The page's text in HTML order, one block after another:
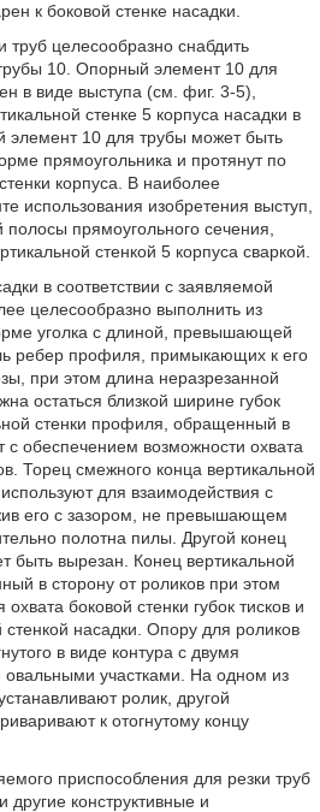
к боковой стенке насадки.
труб целесообразно снабдить
10. Опорный элемент 10 для
в виде выступа (см. фиг. 3-5),
стенке 5 корпуса насадки в
элемент 10 для трубы может быть
прямоугольника и протянут по
корпуса. В наиболее
использования изобретения выступ,
прямоугольного сечения,
стенкой 5 корпуса сваркой.
в соответствии с заявляемой
целесообразно выполнить из
уголка с длиной, превышающей
ребер профиля, примыкающих к его
при этом длина неразрезанной
остаться близкой ширине губок
стенки профиля, обращенный в
с обеспечением возможности охвата
Торец смежного конца вертикальной
для взаимодействия с
его с зазором, не превышающем
полотна пилы. Другой конец
быть вырезан. Конец вертикальной
в сторону от роликов при этом
боковой стенки губок тисков и
стенкой насадки. Опору для роликов
в виде контура с двумя
участками. На одном из
ролик, другой
к отогнутому концу
приспособления для резки труб
другие конструктивные и